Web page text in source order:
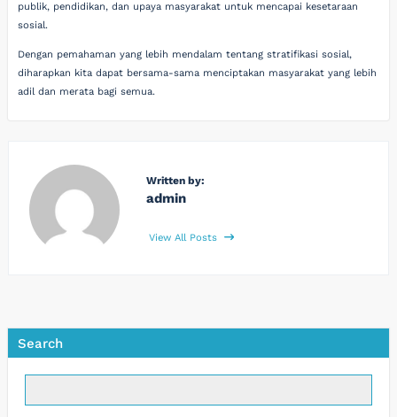
publik, pendidikan, dan upaya masyarakat untuk mencapai kesetaraan
sosial.
Dengan pemahaman yang lebih mendalam tentang stratifikasi sosial,
diharapkan kita dapat bersama-sama menciptakan masyarakat yang lebih
adil dan merata bagi semua.
Written by:
admin
View All Posts
Search